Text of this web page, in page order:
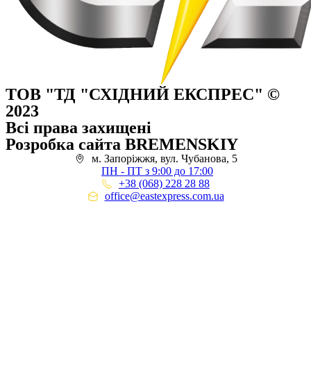
ТОВ "ТД "СХІДНИЙ ЕКСПРЕС" ©
2023
Всі права захищені
Розробка сайта BREMENSKIY
м. Запоріжжя, вул. Чубанова, 5
ПН - ПТ з 9:00 до 17:00
+38 (068) 228 28 88
office@eastexpress.com.ua